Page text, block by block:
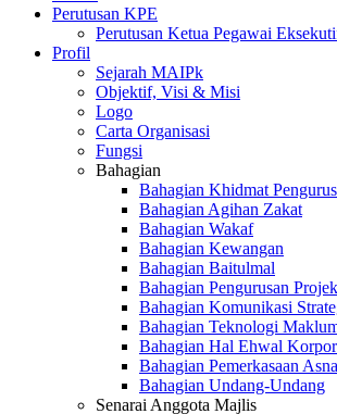
Perutusan KPE
Perutusan Ketua Pegawai
Profil
Sejarah MAIPk
Objektif, Visi & Misi
Logo
Carta Organisasi
Fungsi
Bahagian
Bahagian Khidmat
Bahagian Agihan Zakat
Bahagian Wakaf
Bahagian Kewangan
Bahagian Baitulmal
Bahagian Pengurusan Projek
Bahagian Komunikasi
Bahagian Teknologi
Bahagian Hal Ehwal
Bahagian Pemerkasaan
Bahagian Undang-Undang
Senarai Anggota Majlis